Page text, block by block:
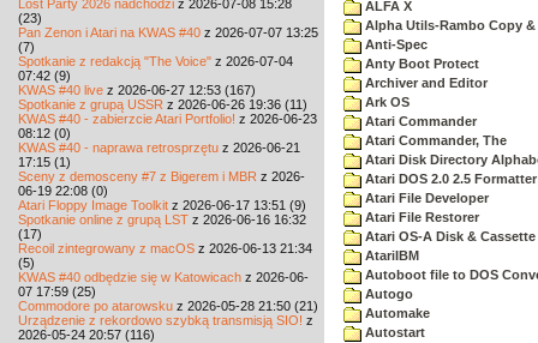
Lost Party 2026 nadchodzi z 2026-07-08 15:28
(23)
Pan Zenon i Atari na KWAS #40 z 2026-07-07 13:25
(7)
Spotkanie z redakcją "The Voice" z 2026-07-04
07:42 (9)
KWAS #40 live z 2026-06-27 12:53 (167)
Spotkanie z grupą USSR z 2026-06-26 19:36 (11)
KWAS #40 - zabierzcie Atari Portfolio! z 2026-06-23
08:12 (0)
KWAS #40 - naprawa retrosprzętu z 2026-06-21
17:15 (1)
Sceny z demosceny #7 z Bigerem i MBR z 2026-
06-19 22:08 (0)
Atari Floppy Image Toolkit z 2026-06-17 13:51 (9)
Spotkanie online z grupą LST z 2026-06-16 16:32
(17)
Recoil zintegrowany z macOS z 2026-06-13 21:34
(5)
KWAS #40 odbędzie się w Katowicach z 2026-06-
07 17:59 (25)
Commodore po atarowsku z 2026-05-28 21:50 (21)
Urządzenie z rekordowo szybką transmisją SIO! z
2026-05-24 20:57 (116)
ALFA X
Alpha Utils-Rambo Copy
Anti-Spec
Anty Boot Protect
Archiver and Editor
Ark OS
Atari Commander
Atari Commander, The
Atari Disk Directory
Atari DOS 2.0 2.5 Formatter
Atari File Developer
Atari File Restorer
Atari OS-A Disk &
AtariIBM
Autoboot file to DOS
Autogo
Automake
Autostart